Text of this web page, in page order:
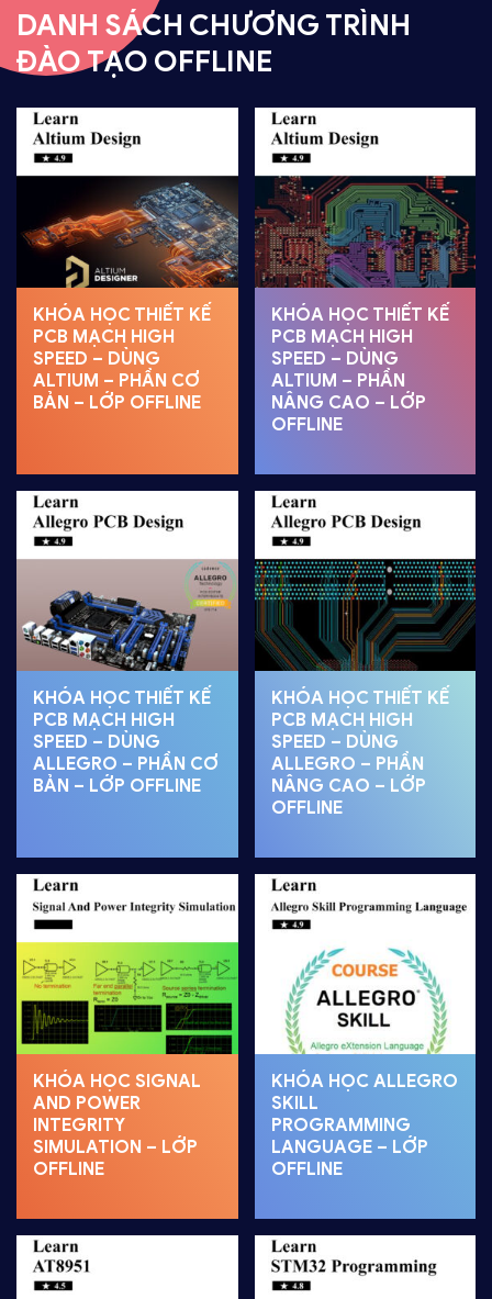
DANH SÁCH CHƯƠNG TRÌNH
ĐÀO TẠO OFFLINE
KHÓA HỌC THIẾT KẾ
PCB MẠCH HIGH
SPEED – DÙNG
ALTIUM – PHẦN CƠ
BẢN – LỚP OFFLINE
KHÓA HỌC THIẾT KẾ
PCB MẠCH HIGH
SPEED – DÙNG
ALTIUM – PHẦN
NÂNG CAO – LỚP
OFFLINE
KHÓA HỌC THIẾT KẾ
PCB MẠCH HIGH
SPEED – DÙNG
ALLEGRO – PHẦN CƠ
BẢN – LỚP OFFLINE
KHÓA HỌC THIẾT KẾ
PCB MẠCH HIGH
SPEED – DÙNG
ALLEGRO – PHẦN
NÂNG CAO – LỚP
OFFLINE
KHÓA HỌC SIGNAL
AND POWER
INTEGRITY
SIMULATION – LỚP
OFFLINE
KHÓA HỌC ALLEGRO
SKILL
PROGRAMMING
LANGUAGE – LỚP
OFFLINE